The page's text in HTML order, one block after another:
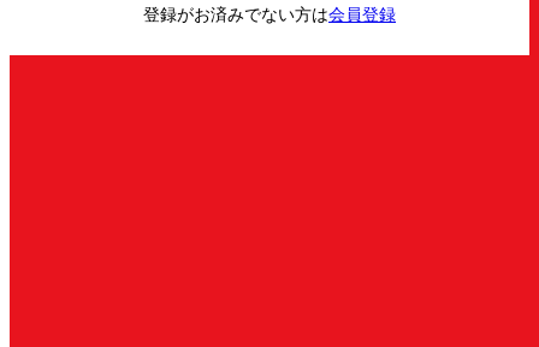
登録がお済みでない方は会員登録